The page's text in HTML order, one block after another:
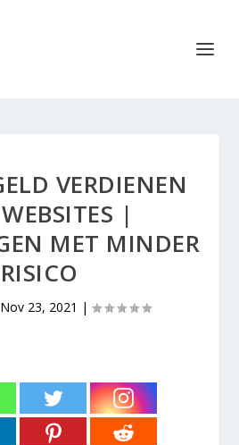
VERDIENEN
|
MET MINDER
RISICO
Nov 23, 2021 |